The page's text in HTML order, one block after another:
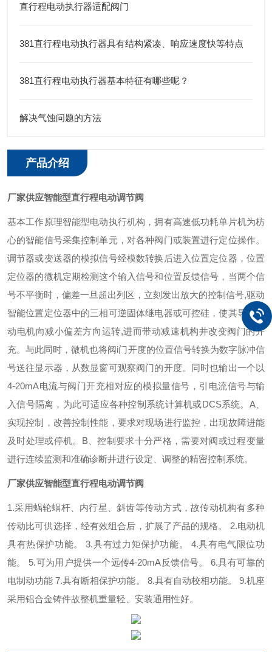
直行程电动执行器适配阀门
381直行程电动执行器具有结构紧凑、响应速度快等特点
381直行程电动执行器基本特征有哪些呢？
解决气蚀问题的方法
产品介绍
厂家供应智能型直行程电动调节阀
基本工作原理智能型电动执行机构，拥有高速低功耗单片机为枋
心的智能信号采集控制单元，对各种阀门或装置进行定位操作。
调节器或变送器的模拟信号经模数转换后进入位置定位器，位置
定位器的微机定期检测这个输入信号和位置反馈信号，当两个信
号不平衡时，偏差一旦超出列区，立刻发出放大的控制信号,驱动
智能位置定位器中的三相可逆固体继电器或可控硅，使其导通带
动电机向减小偏差方向运转,进而带动减速机构井改变阀门的开
充。与此同时，微机也将阀i门开度的位置信号转换为数字脉冲信
号送往显示器，从数显窗可观察阀门的开度。同时也输出一个以
4-20mA电流与阀门开充相对应的模拟量信号，引电流信号与输
入信号隔离，为此可适应各种控制系统计算机或DCS系统。 A、
实现控制，改善控制性能，要求对现场进行监控，出现故障进能
及时处理或停机。 B、控制要求十分严格，需要对阀或过程变量
进行连续监测和准确诊断井进行设定、调整的精密控制系统。
厂家供应智能型直行程电动调节阀
1.采用蜗轮蜗杆、内行星、斜齿等传动方式，故传动机构有多种
传动比可供选择，经有效组合后，扩展了产品的规格。
2.电动机
具有热保护功能。
3.具有过力矩保护功能。 4.具有电气限位功
能。
5.可为用户提供一个远传4-20mA反馈信号。 6.具有可靠的
电制动功能 7.具有断相保护功能。 8.具有自动校相功能。 9.机座
采用铝合金铸件故整机重量轻、安装通用性好。